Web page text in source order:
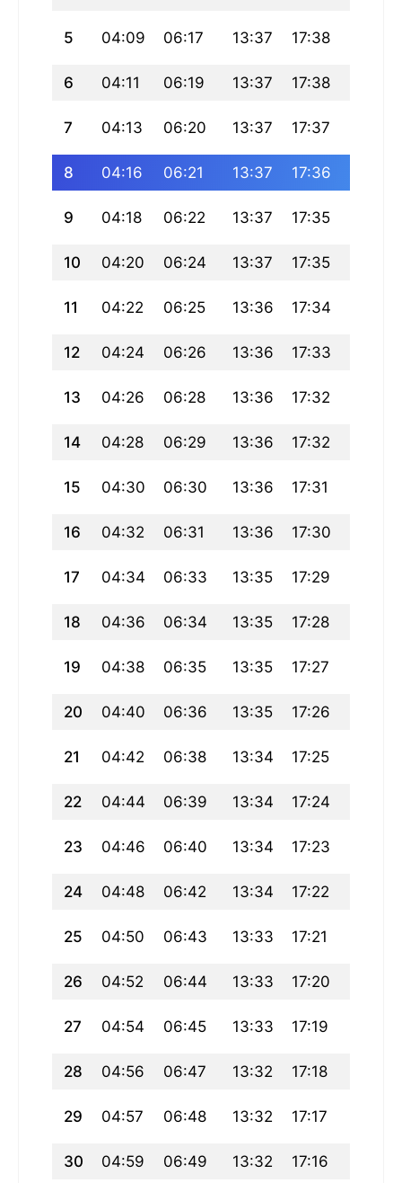
5 04:09 06:17 13:37 17:38
6 04:11 06:19 13:37 17:38
7 04:13 06:20 13:37 17:37
8 04:16 06:21 13:37 17:36
9 04:18 06:22 13:37 17:35
10 04:20 06:24 13:37 17:35
11 04:22 06:25 13:36 17:34
12 04:24 06:26 13:36 17:33
13 04:26 06:28 13:36 17:32
14 04:28 06:29 13:36 17:32
15 04:30 06:30 13:36 17:31
16 04:32 06:31 13:36 17:30
17 04:34 06:33 13:35 17:29
18 04:36 06:34 13:35 17:28
19 04:38 06:35 13:35 17:27
20 04:40 06:36 13:35 17:26
21 04:42 06:38 13:34 17:25
22 04:44 06:39 13:34 17:24
23 04:46 06:40 13:34 17:23
24 04:48 06:42 13:34 17:22
25 04:50 06:43 13:33 17:21
26 04:52 06:44 13:33 17:20
27 04:54 06:45 13:33 17:19
28 04:56 06:47 13:32 17:18
29 04:57 06:48 13:32 17:17
30 04:59 06:49 13:32 17:16